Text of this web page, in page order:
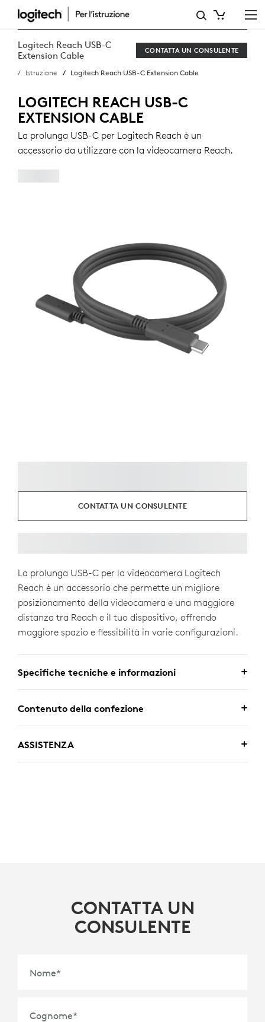
LOGITECH
REACH
USB-
EXTENSION
CABLE
Logitech Reach USB-C
Extension Cable
CONTATTA UN CONSULENTE
Istruzione Logitech Reach USB-C Extension Cable
LOGITECH REACH USB-C
EXTENSION CABLE
La prolunga USB-C per Logitech Reach è un
accessorio da utilizzare con la videocamera Reach.
CONTATTA UN CONSULENTE
La prolunga USB-C per la videocamera Logitech
Reach è un accessorio che permette un migliore
posizionamento della videocamera e una maggiore
distanza tra Reach e il tuo dispositivo, offrendo
maggiore spazio e flessibilità in varie configurazioni.
Specifiche tecniche e informazioni
Contenuto della confezione
ASSISTENZA
CONTATTA UN
CONSULENTE
Nome*
Cognome*